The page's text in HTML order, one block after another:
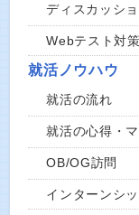
ディスカッシ
Webテスト対策
就活ノウハウ
就活の流れ
就活の心得・
OB/OG訪問
インターンシ